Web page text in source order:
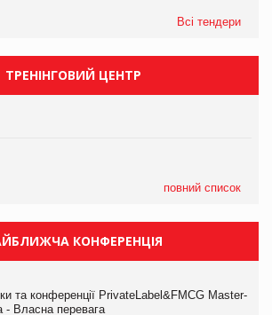
Всі тендери
ТРЕНІНГОВИЙ ЦЕНТР
повний список
КОНФЕРЕНЦІЯ
та конференції PrivateLabel&FMCG Master-
- Власна перевага